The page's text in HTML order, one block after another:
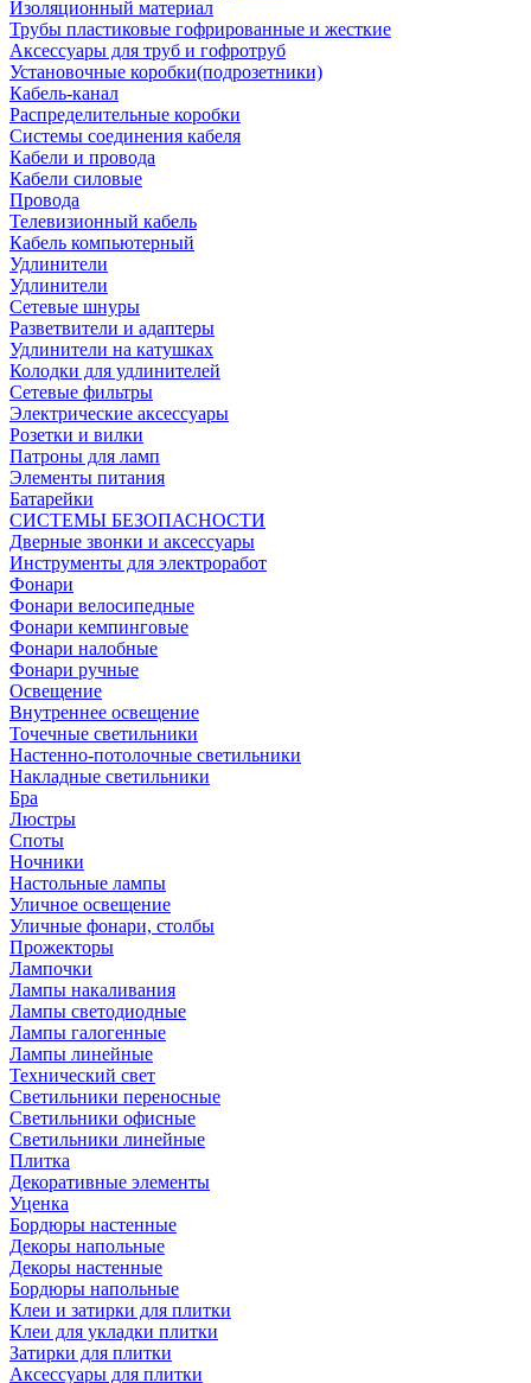
Изоляционный материал
Трубы пластиковые гофрированные и жесткие
Аксессуары для труб и гофротруб
Установочные коробки(подрозетники)
Кабель-канал
Распределительные коробки
Системы соединения кабеля
Кабели и провода
Кабели силовые
Провода
Телевизионный кабель
Кабель компьютерный
Удлинители
Удлинители
Сетевые шнуры
Разветвители и адаптеры
Удлинители на катушках
Колодки для удлинителей
Сетевые фильтры
Электрические аксессуары
Розетки и вилки
Патроны для ламп
Элементы питания
Батарейки
СИСТЕМЫ БЕЗОПАСНОСТИ
Дверные звонки и аксессуары
Инструменты для электроработ
Фонари
Фонари велосипедные
Фонари кемпинговые
Фонари налобные
Фонари ручные
Освещение
Внутреннее освещение
Точечные светильники
Настенно-потолочные светильники
Накладные светильники
Бра
Люстры
Споты
Ночники
Настольные лампы
Уличное освещение
Уличные фонари, столбы
Прожекторы
Лампочки
Лампы накаливания
Лампы светодиодные
Лампы галогенные
Лампы линейные
Технический свет
Светильники переносные
Светильники офисные
Светильники линейные
Плитка
Декоративные элементы
Уценка
Бордюры настенные
Декоры напольные
Декоры настенные
Бордюры напольные
Клеи и затирки для плитки
Клеи для укладки плитки
Затирки для плитки
Аксессуары для плитки